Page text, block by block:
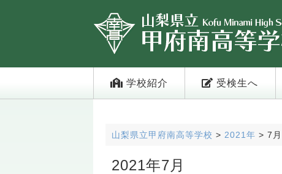
学校紹介 受検生へ
山梨県立甲府南高等学校 > 2021年 > 7月
2021年7月